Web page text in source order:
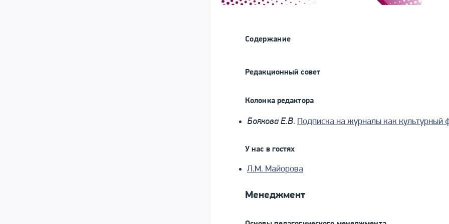
Содержание
Редакционный совет
Колонка редактора
Боякова Е.В. Подписка на журналы как культурный
У нас в гостях
Л.М. Майорова
Менеджмент